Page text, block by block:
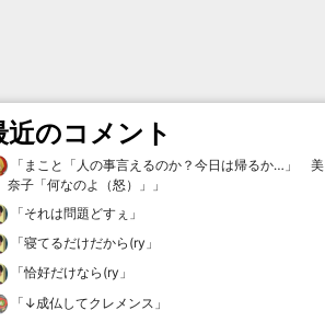
近のコメント
「 まこと「人の事言えるのか？今日は帰るか…」 美
奈子「何なのよ（怒）」
」
「それは問題どすぇ 」
「寝てるだけだから(ry 」
「恰好だけなら(ry 」
「 ↓成仏してクレメンス 」